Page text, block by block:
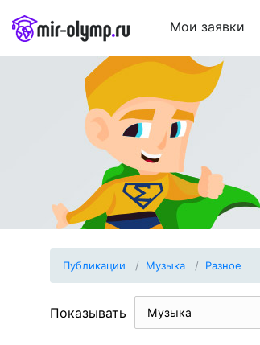
Мои заявки
Публикации Музыка Разное
Показывать Музыка